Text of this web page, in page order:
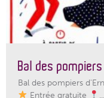
Bal des pompiers
Bal des pompiers
Entrée gratuite
...